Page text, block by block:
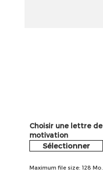
Choisir une lettre de
motivation
Sélectionner
Maximum file size: 128 Mo.